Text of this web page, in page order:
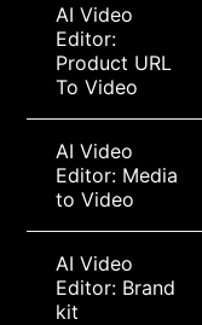
AI Video
Editor:
Product URL
To Video
AI Video
Editor: Media
to Video
AI Video
Editor: Brand
kit